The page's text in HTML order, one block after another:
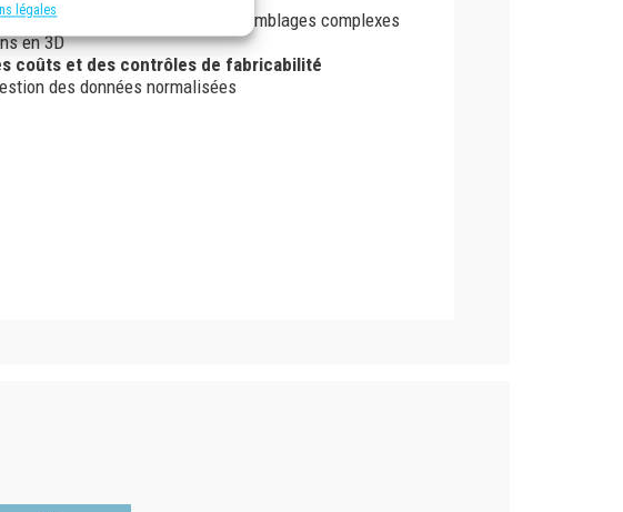
légales
dessins 2D de pièces et d’assemblages complexes
en 3D
coûts et des contrôles de fabricabilité
des données normalisées